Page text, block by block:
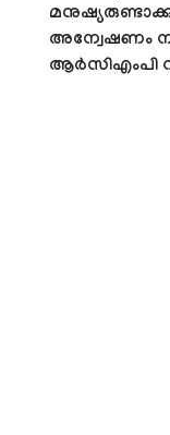
അന്വേഷണം
ആര്‍സിഎംപി